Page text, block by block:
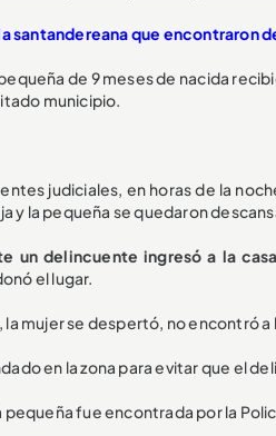
santandereana que encontraron
de 9 meses de nacida
municipio.
judiciales, en horas de la
y la pequeña se quedaron
un delincuente ingresó a la
el lugar.
la mujer se despertó, no encontró
en la zona para evitar que el
fue encontrada por la